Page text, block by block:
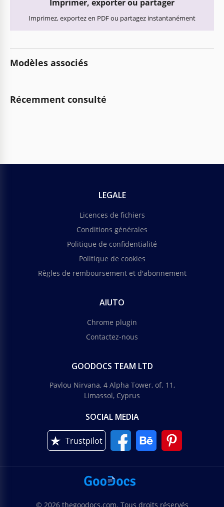
Imprimer, exporter ou partager
Imprimez, exportez en PDF ou partagez instantanément
Modèles associés
Récemment consulté
LEGALE
Licences de fichiers
Conditions générales
Politique de confidentialité
Politique de cookies
Règles de remboursement et d'abonnement
AIUTO
Chrome plugin
Contactez-nous
GOODOCS TEAM LTD
Pavlou Nirvana, 4 Alpha Tower, of. 11,
Limassol, Cyprus
SOCIAL MEDIA
Trustpilot
© 2026 thegoodocs.com. Tous droits réservés